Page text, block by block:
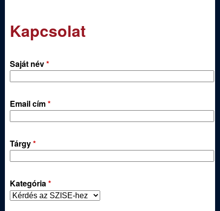
s
z
E
g
y
e
s
ü
Kapcsolat
Saját név*
Email cím*
Tárgy*
Kategória*